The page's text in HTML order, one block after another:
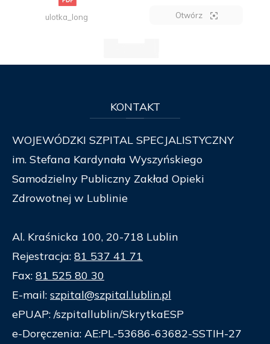
ulotka_long Otwórz
KONTAKT
WOJEWÓDZKI SZPITAL SPECJALISTYCZNY
im. Stefana Kardynała Wyszyńskiego
Samodzielny Publiczny Zakład Opieki
Zdrowotnej w Lublinie
Al. Kraśnicka 100, 20-718 Lublin
Rejestracja: 81 537 41 71
Fax: 81 525 80 30
E-mail: szpital@szpital.lublin.pl
ePUAP: /szpitallublin/SkrytkaESP
e-Doręczenia: AE:PL-53686-63682-SSTIH-27